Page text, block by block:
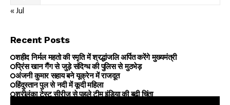
« Jul
Recent Posts
शहीद निर्मल महतो की स्मृति में श्रद्धांजलि अर्पित करेंगे मुख्यमंत्री
प्रिंस खान गैंग से जुड़े संदिग्ध की पुलिस से मुठभेड़
अंजनी कुमार सहाय बने यूक्रेन में राजदूत
हिंदुस्तान पुल से नदी में कूदी महिला
श्रीलंका टेस्ट सीरीज से पहले टीम इंडिया की बढ़ी चिंता